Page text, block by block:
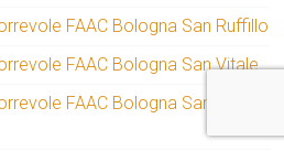
FAAC Bologna San Ruffillo
FAAC Bologna San Vitale
FAAC Bologna Santa